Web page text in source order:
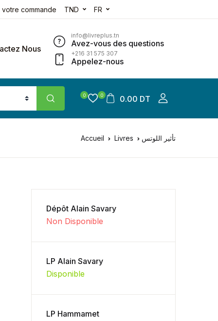
votre commande TND FR
Nous
info@livreplus.tn
Avez-vous des questions
+216 31 575 307
Appelez-nous
0 0 0.00 DT
Accueil Livres تأثير اللوتس
Dépôt Alain Savary
Non Disponible
LP Alain Savary
Disponible
LP Hammamet